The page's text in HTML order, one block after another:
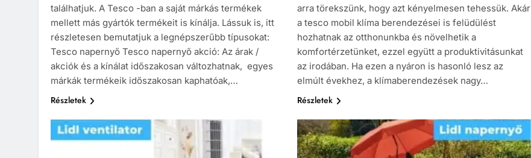
találhatjuk. A Tesco -ban a saját márkás termékek
mellett más gyártók termékeit is kínálja. Lássuk is, itt
részletesen bemutatjuk a legnépszerűbb típusokat:
Tesco napernyő Tesco napernyő akció: Az árak /
akciók és a kínálat időszakosan változhatnak, egyes
márkák termékeik időszakosan kaphatóak,…
Részletek
arra törekszünk, hogy azt kényelmesen tehessük. Akár
a tesco mobil klíma berendezései is felüdülést
hozhatnak az otthonunkba és növelhetik a
komfortérzetünket, ezzel együtt a produktivitásunkat
az irodában. Ha ezen a nyáron is hasonló lesz az
elmúlt évekhez, a klímaberendezések nagy…
Részletek